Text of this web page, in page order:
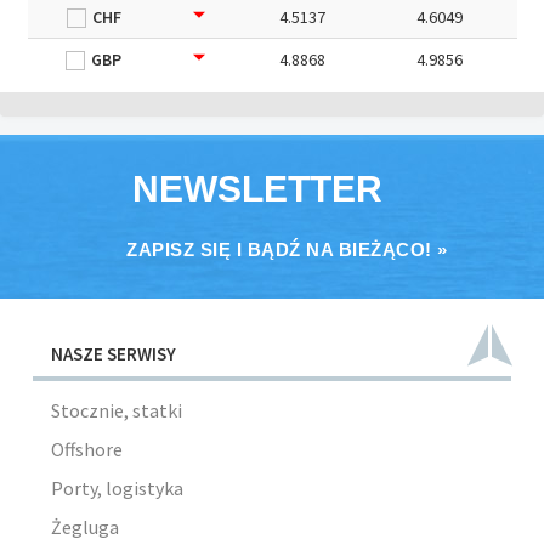
CHF
4.5137
4.6049
GBP
4.8868 4.9856
NEWSLETTER
ZAPISZ SIĘ I BĄDŹ NA BIEŻĄCO! »
NASZE SERWISY
Stocznie, statki
Offshore
Porty, logistyka
Żegluga